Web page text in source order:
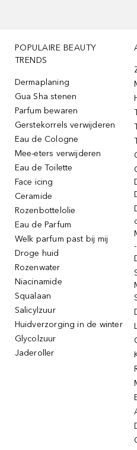
POPULAIRE BEAUTY
TRENDS
Dermaplaning
Gua Sha stenen
Parfum bewaren
Gerstekorrels verwijderen
Eau de Cologne
Mee-eters verwijderen
Eau de Toilette
Face icing
Ceramide
Rozenbottelolie
Eau de Parfum
Welk parfum past bij mij
Droge huid
Rozenwater
Niacinamide
Squalaan
Salicylzuur
Huidverzorging in de winter
Glycolzuur
Jaderoller